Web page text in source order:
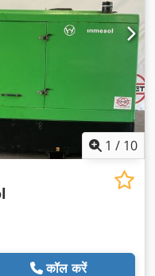
1 / 10
कॉल करें